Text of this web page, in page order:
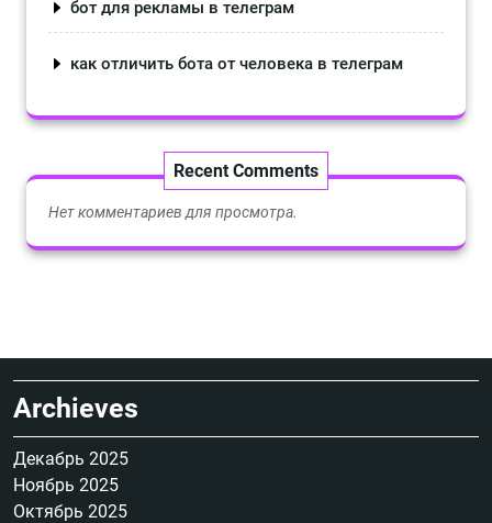
бот для рекламы в телеграм
как отличить бота от человека в телеграм
Recent Comments
Нет комментариев для просмотра.
Archieves
Декабрь 2025
Ноябрь 2025
Октябрь 2025